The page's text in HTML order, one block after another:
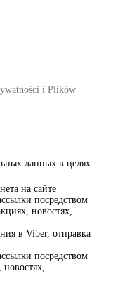
i Plików
данных в целях:
на сайте
посредством
новостях,
в Viber, отправка
посредством